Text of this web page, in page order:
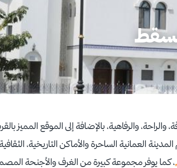
والراحة، والرفاهية، بالإضافة إلى الموقع المميز
العمانية الساحرة والأماكن التاريخية،
، كما يوفر مجموعة كبيرة من الغرف والأجنحة